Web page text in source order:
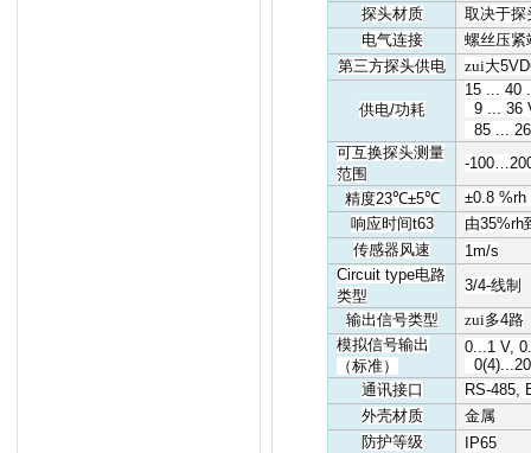
探头材质
取决于探
电气连接
螺丝压紧
第三方探头供电
zui大
供电/功耗
15 ... 40
9 ... 36
85 ...
可互换探头测量
范围
-
精度23℃±5℃ ±0.8 %rh
响应时间t63 由35%rh
传感器风速
1m/s
Circuit type电路
类型
3/4-线制
输出信号类型
zui多4路
模拟信号输出
（标准）
0...1 V,
通讯接口
RS-485,
外壳材质
金属
防护等级
IP65